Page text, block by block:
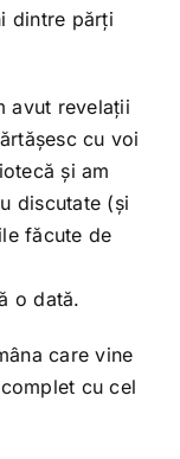
dintre părți
avut revelații
cu voi
și am
discutate (și
făcute de
o dată.
care vine
cu cel